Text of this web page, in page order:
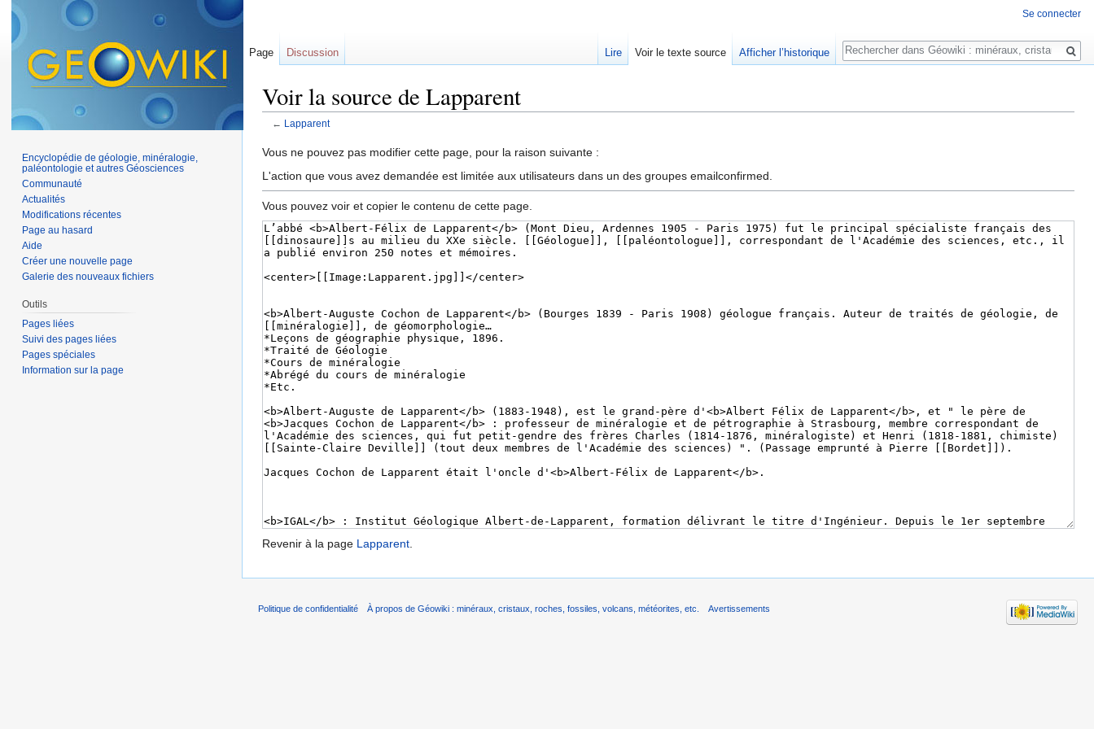
Voir la source de Lapparent
← Lapparent
Vous ne pouvez pas modifier cette page, pour la raison suivante :
L'action que vous avez demandée est limitée aux utilisateurs dans un des groupes emailconfirmed.
Vous pouvez voir et copier le contenu de cette page.
Revenir à la page Lapparent.
Se connecter
Page Discussion Lire Voir le texte source Afficher l’historique
Rechercher
Encyclopédie de géologie, minéralogie,
paléontologie et autres Géosciences
Communauté
Actualités
Modifications récentes
Page au hasard
Aide
Créer une nouvelle page
Galerie des nouveaux fichiers
Outils
Pages liées
Suivi des pages liées
Pages spéciales
Information sur la page
Politique de confidentialité À propos de Géowiki : minéraux, cristaux, roches, fossiles, volcans, météorites, etc. Avertissements